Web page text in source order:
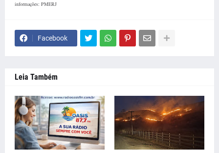
informações: PMERJ
Facebook
Leia Também